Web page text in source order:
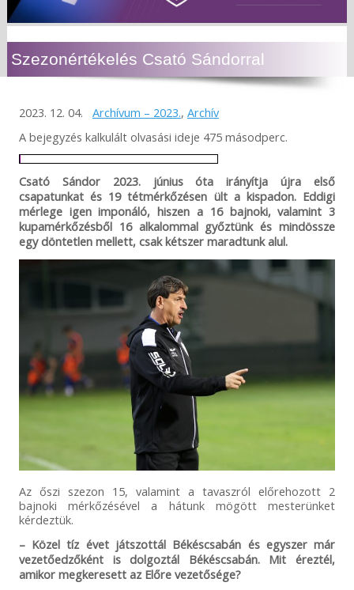
Szezonértékelés Csató Sándorral
2023. 12. 04. Archívum – 2023., Archív
A bejegyzés kalkulált olvasási ideje 475 másodperc.
Csató Sándor 2023. június óta irányítja újra első
csapatunkat és 19 tétmérkőzésen ült a kispadon. Eddigi
mérlege igen imponáló, hiszen a 16 bajnoki, valamint 3
kupamérkőzésből 16 alkalommal győztünk és mindössze
egy döntetlen mellett, csak kétszer maradtunk alul.
Az őszi szezon 15, valamint a tavaszról előrehozott 2
bajnoki mérkőzésével a hátunk mögött mesterünket
kérdeztük.
– Közel tíz évet játszottál Békéscsabán és egyszer már
vezetőedzőként is dolgoztál Békéscsabán. Mit éreztél,
amikor megkeresett az Előre vezetősége?